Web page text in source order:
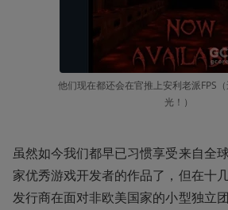
他们现在都还会在官推上安利老派FPS
光！）
虽然如今我们都早已习惯享受来自全
家优秀游戏开发者的作品了，但在十
发行商在面对非欧美国家的小型独立